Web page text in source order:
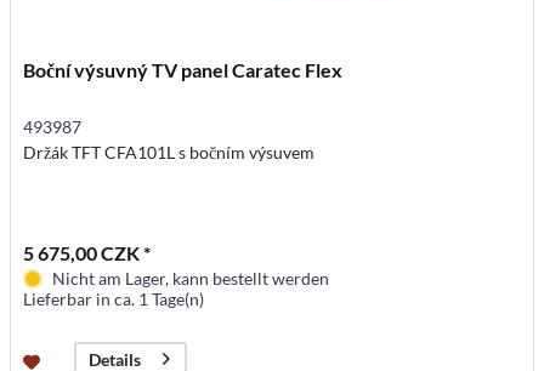
Boční výsuvný TV panel Caratec Flex
493987
Držák TFT CFA101L s bočním výsuvem
5 675,00 CZK *
Nicht am Lager, kann bestellt werden
Lieferbar in ca. 1 Tage(n)
Details